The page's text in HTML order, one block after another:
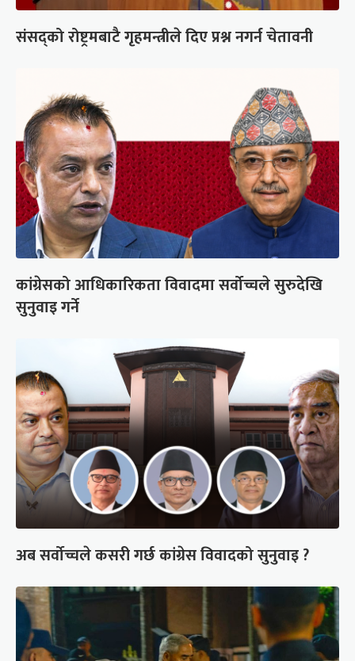
संसद्को रोष्ट्रमबाटै गृहमन्त्रीले दिए प्रश्न नगर्न चेतावनी
कांग्रेसको आधिकारिकता विवादमा सर्वोच्चले सुरुदेखि
सुनुवाइ गर्ने
अब सर्वोच्चले कसरी गर्छ कांग्रेस विवादको सुनुवाइ ?